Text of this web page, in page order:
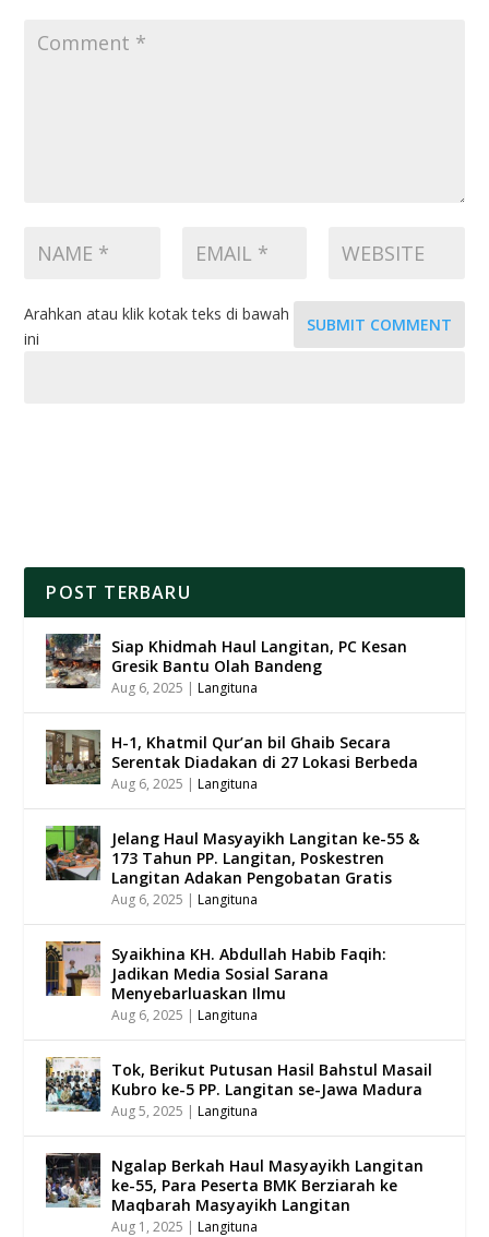
SUBMIT COMMENT
Arahkan atau klik kotak teks di bawah
ini
POST TERBARU
Siap Khidmah Haul Langitan, PC Kesan
Gresik Bantu Olah Bandeng
Aug 6, 2025 |Langituna
H-1, Khatmil Qur’an bil Ghaib Secara
Serentak Diadakan di 27 Lokasi Berbeda
Aug 6, 2025 |Langituna
Jelang Haul Masyayikh Langitan ke-55 &
173 Tahun PP. Langitan, Poskestren
Langitan Adakan Pengobatan Gratis
Aug 6, 2025 |Langituna
Syaikhina KH. Abdullah Habib Faqih:
Jadikan Media Sosial Sarana
Menyebarluaskan Ilmu
Aug 6, 2025 |Langituna
Tok, Berikut Putusan Hasil Bahstul Masail
Kubro ke-5 PP. Langitan se-Jawa Madura
Aug 5, 2025 |Langituna
Ngalap Berkah Haul Masyayikh Langitan
ke-55, Para Peserta BMK Berziarah ke
Maqbarah Masyayikh Langitan
Aug 1, 2025 |Langituna